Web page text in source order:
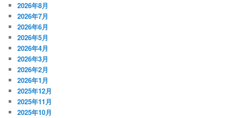
2026年8月
2026年7月
2026年6月
2026年5月
2026年4月
2026年3月
2026年2月
2026年1月
2025年12月
2025年11月
2025年10月